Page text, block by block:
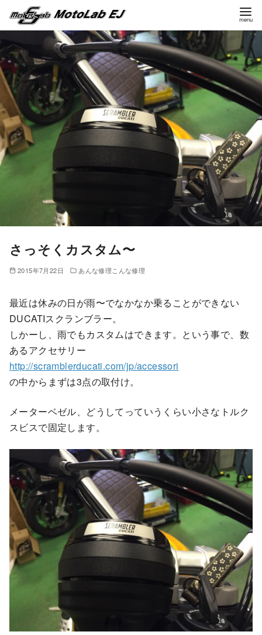
ン
テ
ン
ツ
へ
移
動
さっそくカスタム〜
2015年7月22日 あんな修理こんな修理
最近は休みの日が雨〜でなかなか乗ることができない
DUCATIスクランブラー。
しかーし、雨でもカスタムはできます。という事で、数
あるアクセサリー
http://scramblerducati.com/jp/accessori
の中からまずは3点の取付け。
メーターベゼル、どうしてっていうくらい小さなトルク
スビスで固定します。